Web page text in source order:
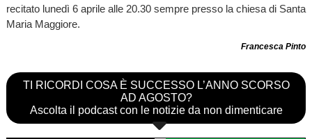
recitato lunedì 6 aprile alle 20.30 sempre presso la chiesa di Santa
Maria Maggiore.
Francesca Pinto
TI RICORDI COSA È SUCCESSO L’ANNO SCORSO
AD AGOSTO?
Ascolta il podcast con le notizie da non dimenticare